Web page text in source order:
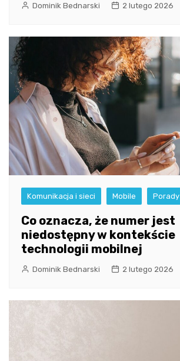
Dominik Bednarski 2 lutego 2026
Komunikacja i sieci Mobile Porady
Co oznacza, że numer jest
niedostępny w kontekście
technologii mobilnej
Dominik Bednarski 2 lutego 2026